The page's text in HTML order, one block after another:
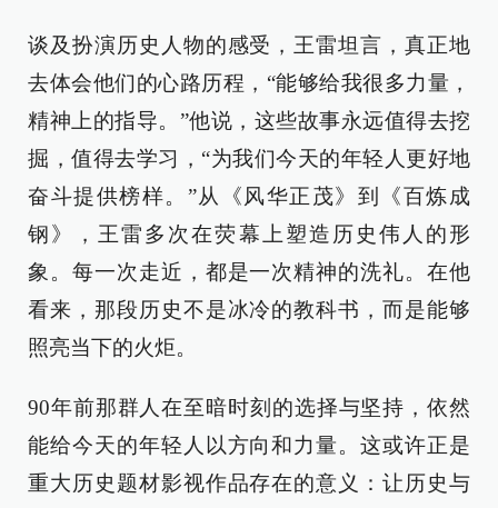
谈及扮演历史人物的感受，王雷坦言，真正地
去体会他们的心路历程，“能够给我很多力量，
精神上的指导。”他说，这些故事永远值得去挖
掘，值得去学习，“为我们今天的年轻人更好地
奋斗提供榜样。”从《风华正茂》到《百炼成
钢》，王雷多次在荧幕上塑造历史伟人的形
象。每一次走近，都是一次精神的洗礼。在他
看来，那段历史不是冰冷的教科书，而是能够
照亮当下的火炬。
90年前那群人在至暗时刻的选择与坚持，依然
能给今天的年轻人以方向和力量。这或许正是
重大历史题材影视作品存在的意义：让历史与